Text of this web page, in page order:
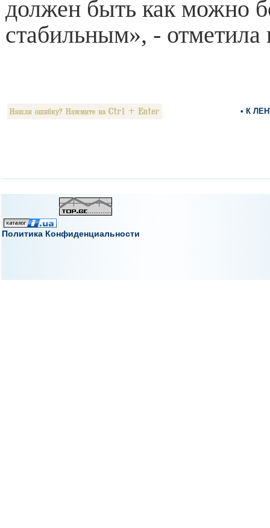
должен быть как можно
стабильным», - отметила
• К
Политика Конфиденциальности